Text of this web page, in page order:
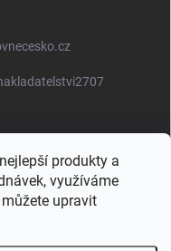
produkty a
využíváme
upravit